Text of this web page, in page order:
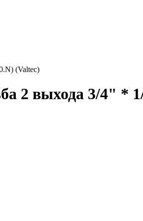
(Valtec)
2 выхода 3/4" *